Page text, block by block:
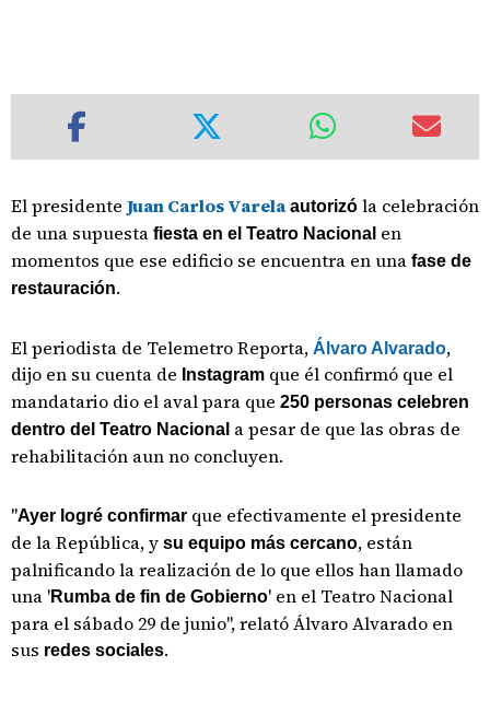
El presidente Juan Carlos Varela autorizó la celebración
de una supuesta fiesta en el Teatro Nacional en
momentos que ese edificio se encuentra en una fase de
restauración.
El periodista de Telemetro Reporta, Álvaro Alvarado,
dijo en su cuenta de Instagram que él confirmó que el
mandatario dio el aval para que 250 personas celebren
dentro del Teatro Nacional a pesar de que las obras de
rehabilitación aun no concluyen.
"Ayer logré confirmar que efectivamente el presidente
de la República, y su equipo más cercano, están
palnificando la realización de lo que ellos han llamado
una 'Rumba de fin de Gobierno' en el Teatro Nacional
para el sábado 29 de junio", relató Álvaro Alvarado en
sus redes sociales.